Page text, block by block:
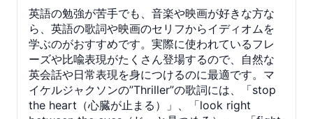
英語の勉強が苦手でも、音楽や映画が好きな方な
ら、英語の歌詞や映画のセリフからイディオムを
学ぶのがおすすめです。実際に使われているフレ
ーズや比喩表現がたくさん登場するので、自然な
英会話や日常表現を身につけるのに最適です。マ
イケルジャクソンの”Thriller”の歌詞には、「stop
the heart（心臓が止まる）」、「look right